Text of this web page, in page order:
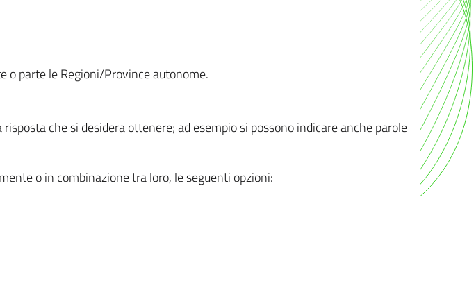
o parte le Regioni/Province autonome.
che si desidera ottenere; ad esempio si possono indicare anche parole
o in combinazione tra loro, le seguenti opzioni: